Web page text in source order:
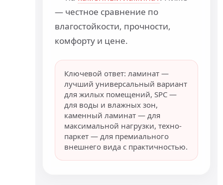
— честное сравнение по
влагостойкости, прочности,
комфорту и цене.
Ключевой ответ: ламинат —
лучший универсальный вариант
для жилых помещений, SPC —
для воды и влажных зон,
каменный ламинат — для
максимальной нагрузки, техно-
паркет — для премиального
внешнего вида с практичностью.